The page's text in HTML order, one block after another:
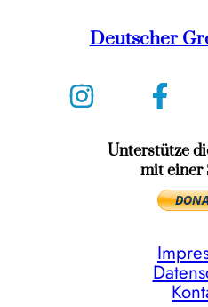
Deutscher
Unterstütze
mit einer